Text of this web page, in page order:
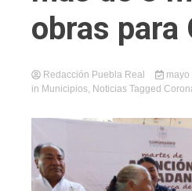
obras para
Redacción Puebla Real
mayo
in Municipios, Noticias Tagged